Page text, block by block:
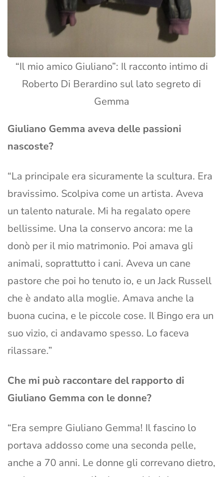
“Il mio amico Giuliano”: Il racconto intimo di
Roberto Di Berardino sul lato segreto di
Gemma
Giuliano Gemma aveva delle passioni
nascoste?
“La principale era sicuramente la scultura. Era
bravissimo. Scolpiva come un artista. Aveva
un talento naturale. Mi ha regalato opere
bellissime. Una la conservo ancora: me la
donò per il mio matrimonio. Poi amava gli
animali, soprattutto i cani. Aveva un cane
pastore che poi ho tenuto io, e un Jack Russell
che è andato alla moglie. Amava anche la
buona cucina, e le piccole cose. Il Bingo era un
suo vizio, ci andavamo spesso. Lo faceva
rilassare.”
Che mi può raccontare del rapporto di
Giuliano Gemma con le donne?
“Era sempre Giuliano Gemma! Il fascino lo
portava addosso come una seconda pelle,
anche a 70 anni. Le donne gli correvano dietro,